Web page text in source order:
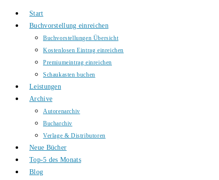
durchsuchen
Start
Buchvorstellung einreichen
Buchvorstellungen Übersicht
Kostenlosen Eintrag einreichen
Premiumeintrag einreichen
Schaukasten buchen
Leistungen
Archive
Autorenarchiv
Bucharchiv
Verlage & Distributoren
Neue Bücher
Top-5 des Monats
Blog